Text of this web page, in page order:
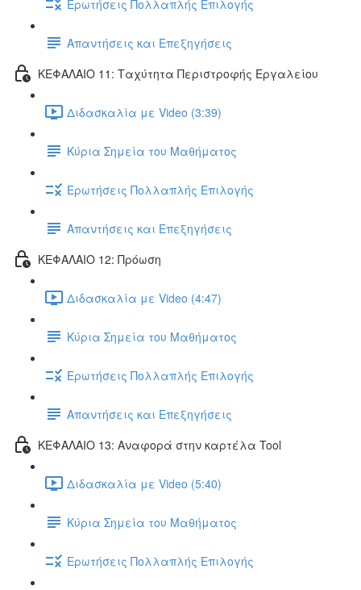
Ερωτήσεις Πολλαπλής Επιλογής
Απαντήσεις και Επεξηγήσεις
ΚΕΦΑΛΑΙΟ 11: Ταχύτητα Περιστροφής Εργαλείου
Διδασκαλία με Video (3:39)
Κύρια Σημεία του Μαθήματος
Ερωτήσεις Πολλαπλής Επιλογής
Απαντήσεις και Επεξηγήσεις
ΚΕΦΑΛΑΙΟ 12: Πρόωση
Διδασκαλία με Video (4:47)
Κύρια Σημεία του Μαθήματος
Ερωτήσεις Πολλαπλής Επιλογής
Απαντήσεις και Επεξηγήσεις
ΚΕΦΑΛΑΙΟ 13: Αναφορά στην καρτέλα Tool
Διδασκαλία με Video (5:40)
Κύρια Σημεία του Μαθήματος
Ερωτήσεις Πολλαπλής Επιλογής